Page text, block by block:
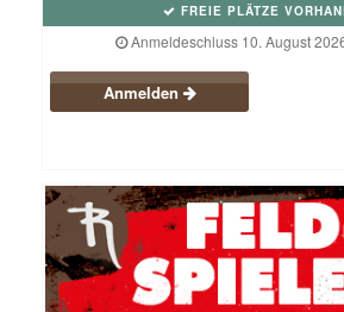
FREIE PLÄTZE
Anmeldeschluss 10. August
Anmelden